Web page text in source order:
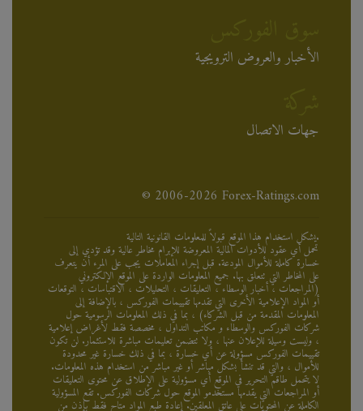
الأخبار والعروض الترويجية
جهات الاتصال
© 2006-2026 Forex-Ratings.com
يشكل استخدام هذا الموقع قبولاً للمعلومات القانونية التالية.
تحمل أي عقود للأدوات المالية المعروضة للإبرام مخاطر عالية وقد تؤدي إلى
خسارة كاملة للأموال المودعة. قبل إجراء المعاملات يجب على المرء أن يتعرف
على المخاطر التي تتعلق بها. جميع المعلومات الواردة على الموقع الإلكتروني
(المراجعات ، أخبار الوسطاء ، التعليقات ، التحليلات ، الاقتباسات ، التوقعات
أو المواد الإعلامية الأخرى التي تقدمها تقييمات الفوركس ، بالإضافة إلى
المعلومات المقدمة من قبل الشركاء) ، بما في ذلك المعلومات الرسومية حول
شركات الفوركس والوسطاء و مكاتب التداول ، مخصصة فقط لأغراض إعلامية
، وليست وسيلة للإعلان عنها ، ولا تتضمن تعليمات مباشرة للاستثمار. لن تكون
تقييمات الفوركس مسؤولة عن أي خسارة ، بما في ذلك خسارة غير محدودة
للأموال ، والتي قد تنشأ بشكل مباشر أو غير مباشر من استخدام هذه المعلومات.
لا يتحمل طاقم التحرير في الموقع أي مسؤولية على الإطلاق عن محتوى التعليقات
أو المراجعات التي يقدمها مستخدمو الموقع حول شركات الفوركس. تقع المسؤولية
الكاملة عن المحتويات على عاتق المعلقين. إعادة طبع المواد متاح فقط بإذن من